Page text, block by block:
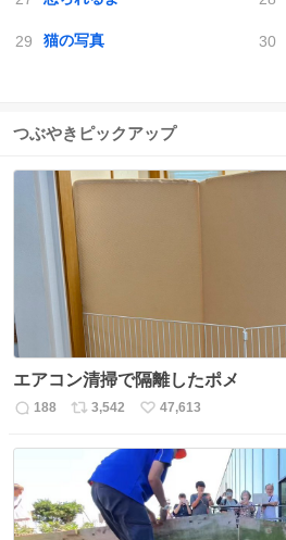
猫の写真
つぶやきピックアップ
エアコン清掃で隔離したポメ
返
188
リ
数
3,542
い
ね
数
47,613